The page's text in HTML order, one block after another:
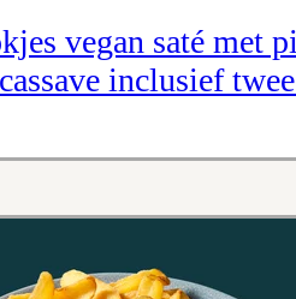
vegan saté met
inclusief